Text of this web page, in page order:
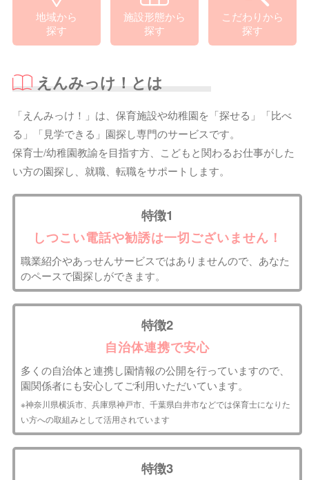
地域から
探す
施設形態から
探す
こだわりから
探す
えんみっけ！とは
「えんみっけ！」は、保育施設や幼稚園を「探せる」「比べ
る」「見学できる」園探し専門のサービスです。
保育士/幼稚園教諭を目指す方、こどもと関わるお仕事がした
い方の園探し、就職、転職をサポートします。
特徴1
しつこい電話や勧誘は一切ございません！
職業紹介やあっせんサービスではありませんので、あなた
のペースで園探しができます。
特徴2
自治体連携で安心
多くの自治体と連携し園情報の公開を行っていますので、
園関係者にも安心してご利用いただいています。
※神奈川県横浜市、兵庫県神戸市、千葉県白井市などでは保育士になりた
い方への取組みとして活用されています
特徴3